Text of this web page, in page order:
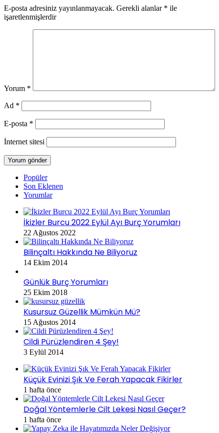
E-posta adresiniz yayınlanmayacak. Gerekli alanlar * ile
işaretlenmişlerdir
Yorum *
Ad *
E-posta *
İnternet sitesi
Popüler
Son Eklenen
Yorumlar
İkizler Burcu 2022 Eylül Ayı Burç Yorumları
22 Ağustos 2022
Bilinçaltı Hakkında Ne Biliyoruz
14 Ekim 2014
Günlük Burç Yorumları
25 Ekim 2018
Kusursuz Güzellik Mümkün Mü?
15 Ağustos 2014
Cildi Pürüzlendiren 4 Şey!
3 Eylül 2014
Küçük Evinizi Şık Ve Ferah Yapacak Fikirler
1 hafta önce
Doğal Yöntemlerle Cilt Lekesi Nasıl Geçer?
1 hafta önce